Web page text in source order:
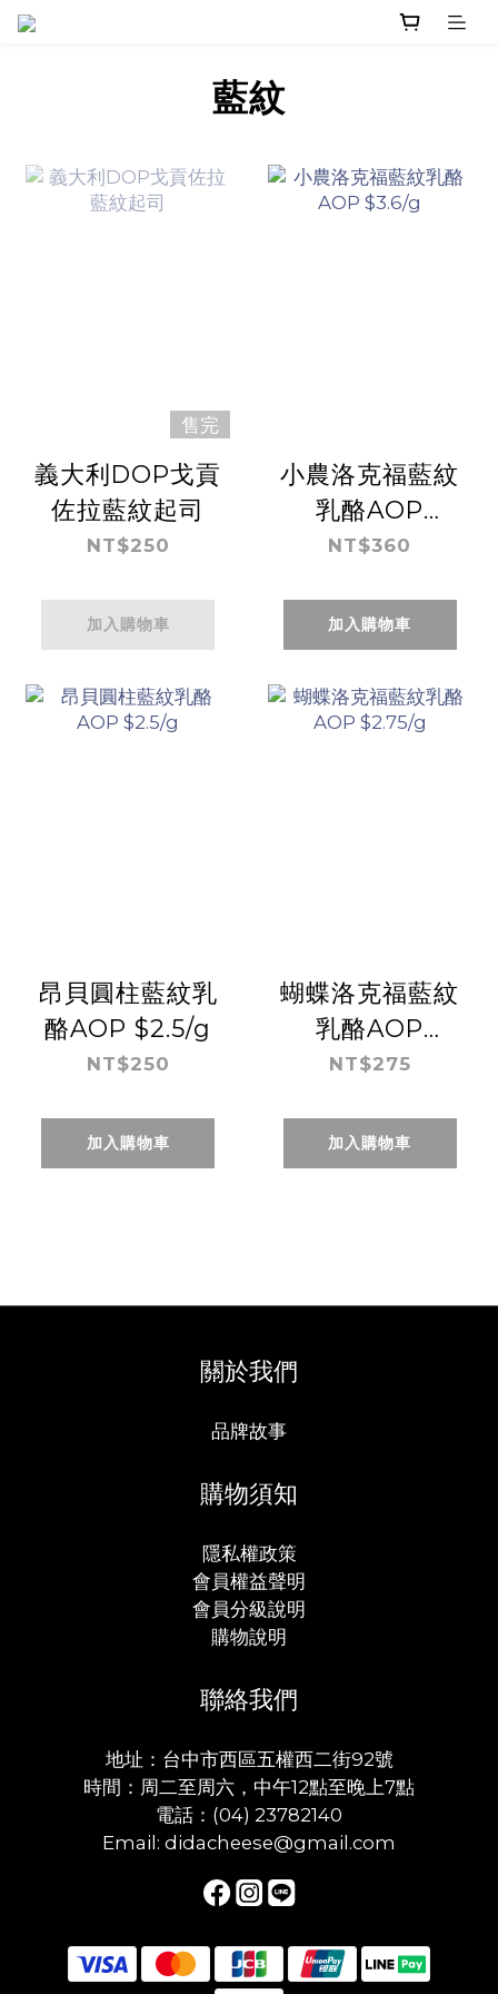
藍紋
售完
義大利DOP戈貢
佐拉藍紋起司
NT$250
加入購物車
小農洛克福藍紋
乳酪AOP
$3.6/g
NT$360
加入購物車
昂貝圓柱藍紋乳
酪AOP $2.5/g
NT$250
加入購物車
蝴蝶洛克福藍紋
乳酪AOP
$2.75/g
NT$275
加入購物車
關於我們
品牌故事
購物須知
隱私權政策
會員權益聲明
會員分級說明
購物說明
聯絡我們
地址：台中市西區五權西二街92號
時間：周二至周六，中午12點至晚上7點
電話：(04) 23782140
Email: didacheese@gmail.com